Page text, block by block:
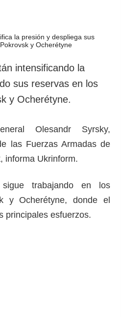
intensificando la
sus reservas en los
y Ocherétyne.
Olesandr Syrsky,
las Fuerzas Armadas de
informa Ukrinform.
trabajando en los
y Ocherétyne, donde el
principales esfuerzos.